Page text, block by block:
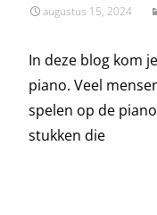
augustus 15, 2024
In deze blog kom
piano. Veel
spelen op de
stukken die